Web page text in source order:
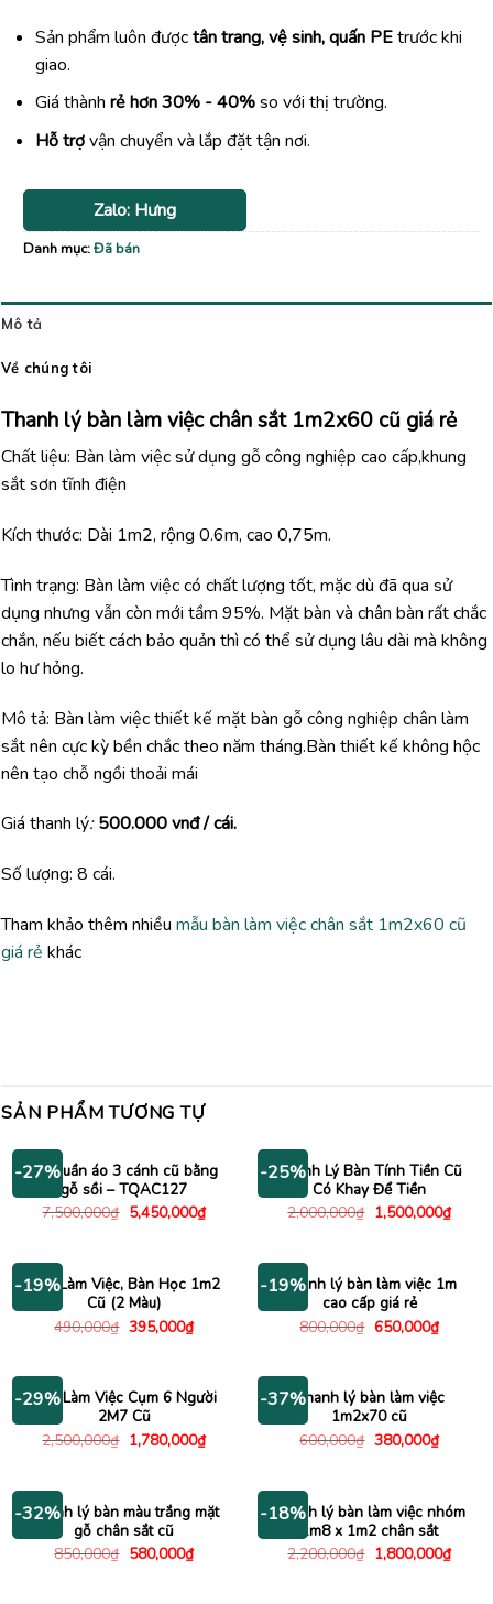
Sản phẩm luôn đượctân trang, vệ sinh, quấn PEtrước khi
giao.
Giá thành rẻ hơn 30% - 40%so với thị trường.
Hỗ trợvận chuyển và lắp đặt tận nơi.
Zalo: Hưng
Danh mục:Đã bán
Mô tả
Về chúng tôi
Thanh lý bàn làm việc chân sắt 1m2x60 cũ giá rẻ
Chất liệu: Bàn làm việc sử dụng gỗ công nghiệp cao cấp,khung
sắt sơn tĩnh điện
Kích thước: Dài 1m2, rộng 0.6m, cao 0,75m.
Tình trạng: Bàn làm việc có chất lượng tốt, mặc dù đã qua sử
dụng nhưng vẫn còn mới tầm 95%. Mặt bàn và chân bàn rất chắc
chắn, nếu biết cách bảo quản thì có thể sử dụng lâu dài mà không
lo hư hỏng.
Mô tả: Bàn làm việc thiết kế mặt bàn gỗ công nghiệp chân làm
sắt nên cực kỳ bền chắc theo năm tháng.Bàn thiết kế không hộc
nên tạo chỗ ngồi thoải mái
Giá thanh lý:500.000 vnđ / cái.
Số lượng: 8 cái.
Tham khảo thêm nhiều mẫu bàn làm việc chân sắt 1m2x60 cũ
giá rẻ khác
SẢN PHẨM TƯƠNG TỰ
-27%
Tủ quần áo 3 cánh cũ bằng
gỗ sồi – TQAC127
7,500,000₫ Giá
gốc
5,450,000₫Giá
hiện
5,450,000₫.
-25%
Thanh Lý Bàn Tính Tiền Cũ
Có Khay Để Tiền
2,000,000₫ Giá
gốc
1,500,000₫Giá
hiện
-19%
Bàn Làm Việc, Bàn Học 1m2
Cũ (2 Màu)
490,000₫ Giá
395,000₫Giá
hiện
395,000₫.
-19%Thanh lý bàn làm việc 1m
cao cấp giá rẻ
800,000₫ Giá
650,000₫Giá
hiện
-29%
Bàn Làm Việc Cụm 6 Người
2M7 Cũ
2,500,000₫ Giá
gốc
1,780,000₫Giá
hiện
1,780,000₫.
-37%Thanh lý bàn làm việc
1m2x70 cũ
600,000₫ Giá
380,000₫Giá
hiện
-32%
Thanh lý bàn màu trắng mặt
gỗ chân sắt cũ
850,000₫ Giá
580,000₫Giá
hiện
-18%
Thanh lý bàn làm việc nhóm
1m8 x 1m2 chân sắt
2,200,000₫ Giá
gốc
1,800,000₫Giá
hiện